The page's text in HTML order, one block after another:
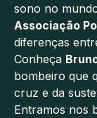
sono no
Associação
diferenças
Conheça
bombeiro que
cruz e da
Entramos nos